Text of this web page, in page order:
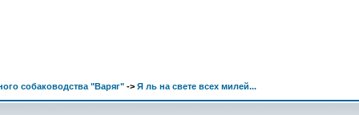
собаководства "Варяг" -> Я ль на свете всех милей...